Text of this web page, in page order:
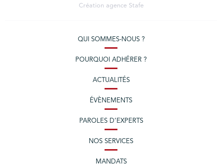
Création agence Stafe
QUI SOMMES-NOUS ?
POURQUOI ADHÉRER ?
ACTUALITÉS
ÉVÈNEMENTS
PAROLES D’EXPERTS
NOS SERVICES
MANDATS